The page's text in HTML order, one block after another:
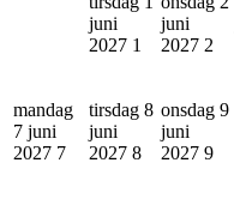
juni
2027 1
juni
2027 2
mandag
7 juni
2027 7
tirsdag 8
juni
2027 8
onsdag 9
juni
2027 9